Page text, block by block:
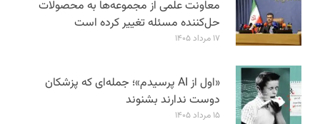
معاونت علمی از مجموعه‌ها به محصولات
حل‌کننده مسئله تغییر کرده است
۱۷ مرداد ۱۴۰۵
«اول از AI پرسیدم»؛ جمله‌ای که پزشکان
دوست ندارند بشنوند
۱۵ مرداد ۱۴۰۵